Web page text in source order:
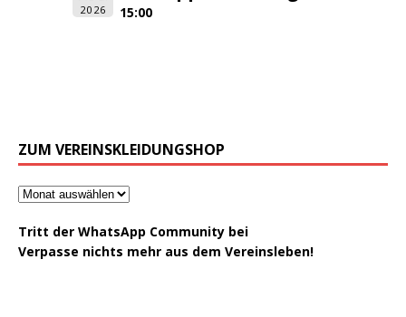
2026 15:00
ZUM VEREINSKLEIDUNGSHOP
Tritt der WhatsApp Community bei
Verpasse nichts mehr aus dem Vereinsleben!